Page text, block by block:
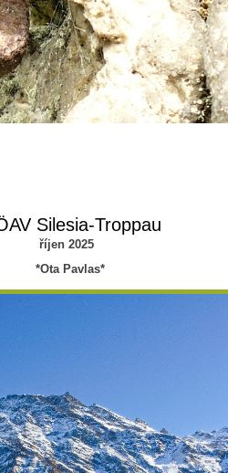
Silesia-Troppau
říjen 2025
*Ota Pavlas*